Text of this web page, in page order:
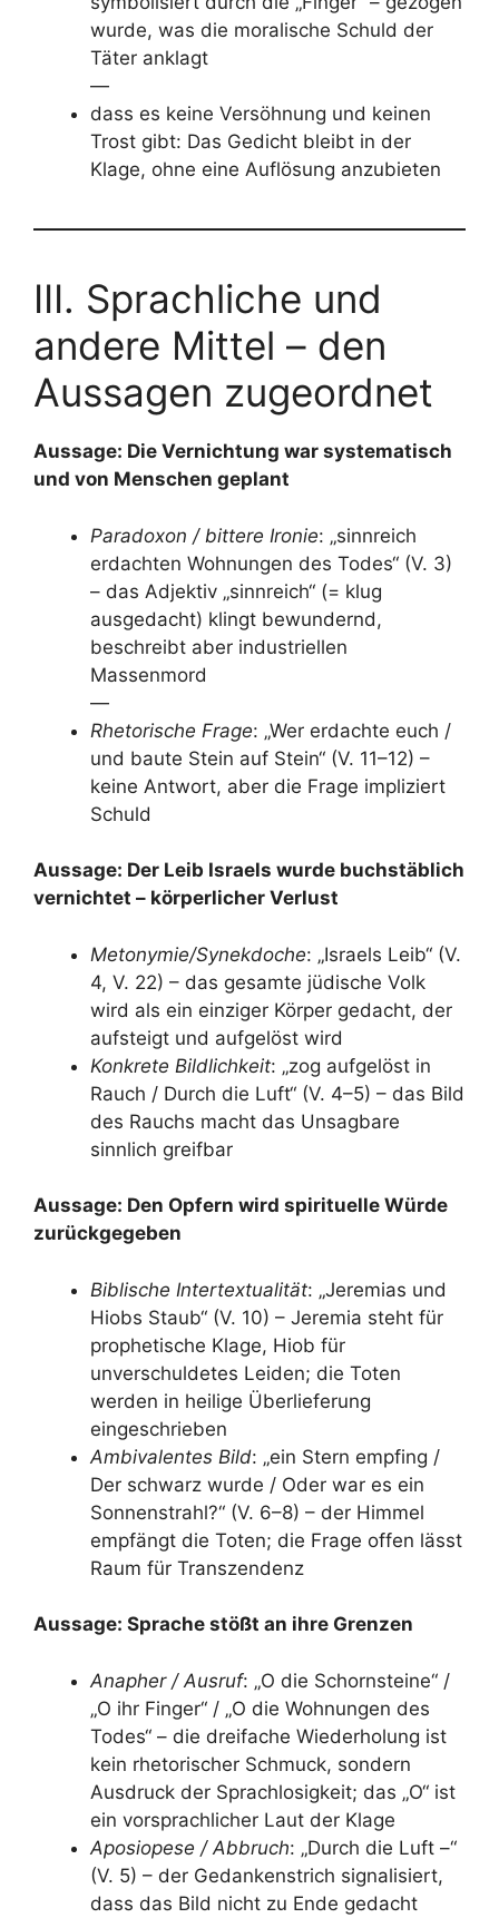
wurde, was die moralische Schuld der
Täter anklagt
—
dass es keine Versöhnung und keinen
Trost gibt: Das Gedicht bleibt in der
Klage, ohne eine Auflösung anzubieten
III. Sprachliche und
andere Mittel – den
Aussagen zugeordnet
Aussage: Die Vernichtung war systematisch
und von Menschen geplant
Paradoxon / bittere Ironie: „sinnreich
erdachten Wohnungen des Todes“ (V. 3)
– das Adjektiv „sinnreich“ (= klug
ausgedacht) klingt bewundernd,
beschreibt aber industriellen
Massenmord
—
Rhetorische Frage: „Wer erdachte euch /
und baute Stein auf Stein“ (V. 11–12) –
keine Antwort, aber die Frage impliziert
Schuld
Aussage: Der Leib Israels wurde buchstäblich
vernichtet – körperlicher Verlust
Metonymie/Synekdoche: „Israels Leib“ (V.
4, V. 22) – das gesamte jüdische Volk
wird als ein einziger Körper gedacht, der
aufsteigt und aufgelöst wird
Konkrete Bildlichkeit: „zog aufgelöst in
Rauch / Durch die Luft“ (V. 4–5) – das Bild
des Rauchs macht das Unsagbare
sinnlich greifbar
Aussage: Den Opfern wird spirituelle Würde
zurückgegeben
Biblische Intertextualität: „Jeremias und
Hiobs Staub“ (V. 10) – Jeremia steht für
prophetische Klage, Hiob für
unverschuldetes Leiden; die Toten
werden in heilige Überlieferung
eingeschrieben
Ambivalentes Bild: „ein Stern empfing /
Der schwarz wurde / Oder war es ein
Sonnenstrahl?“ (V. 6–8) – der Himmel
empfängt die Toten; die Frage offen lässt
Raum für Transzendenz
Aussage: Sprache stößt an ihre Grenzen
Anapher / Ausruf: „O die Schornsteine“ /
„O ihr Finger“ / „O die Wohnungen des
Todes“ – die dreifache Wiederholung ist
kein rhetorischer Schmuck, sondern
Ausdruck der Sprachlosigkeit; das „O“ ist
ein vorsprachlicher Laut der Klage
Aposiopese / Abbruch: „Durch die Luft –“
(V. 5) – der Gedankenstrich signalisiert,
dass das Bild nicht zu Ende gedacht